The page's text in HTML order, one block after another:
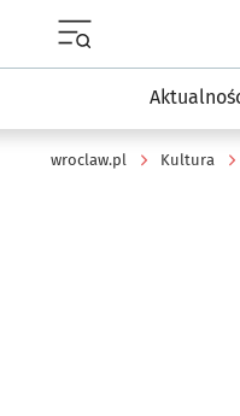
wroclaw.pl Kultura